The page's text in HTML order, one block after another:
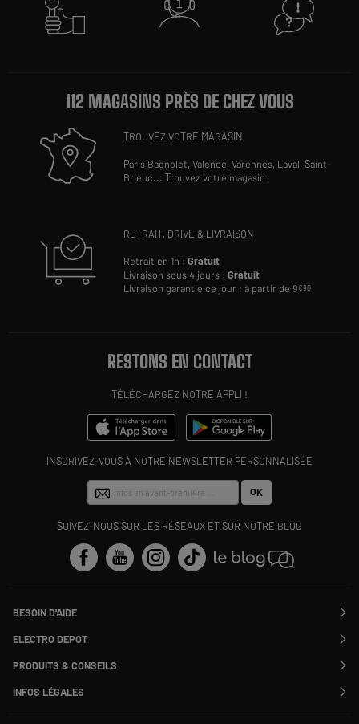
112 MAGASINS PRÈS DE CHEZ VOUS
TROUVEZ VOTRE MAGASIN
Paris Bagnolet,Valence,Varennes, Laval,Saint-
Brieuc...Trouvez votre magasin
RETRAIT, DRIVE & LIVRAISON
Retrait en 1h :Gratuit
Livraison sous 4 jours :Gratuit
Livraison garantie ce jour : à partir de 9€90
RESTONS EN CONTACT
TÉLÉCHARGEZ NOTRE APPLI !
INSCRIVEZ-VOUS À NOTRE NEWSLETTER PERSONNALISÉE
OK
SUIVEZ-NOUS SUR LES RÉSEAUX ET SUR NOTRE BLOG
BESOIN D'AIDE
Suivre ma commande
Modifier ou annuler ma commande
SAV
Payer en plusieurs fois
ELECTRO DEPOT
Rejoignez-nous !
PRODUITS & CONSEILS
Nos marques
Les avis du site
INFOS LÉGALES